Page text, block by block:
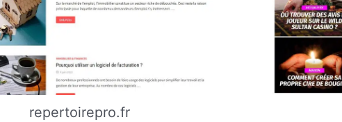
repertoirepro.fr